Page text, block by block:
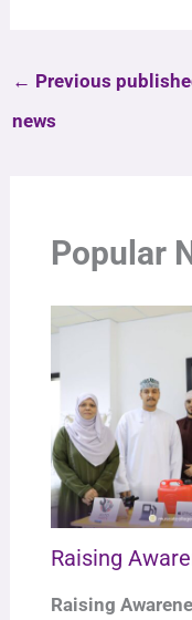
← Previous
news
Popular
Raising
Raising